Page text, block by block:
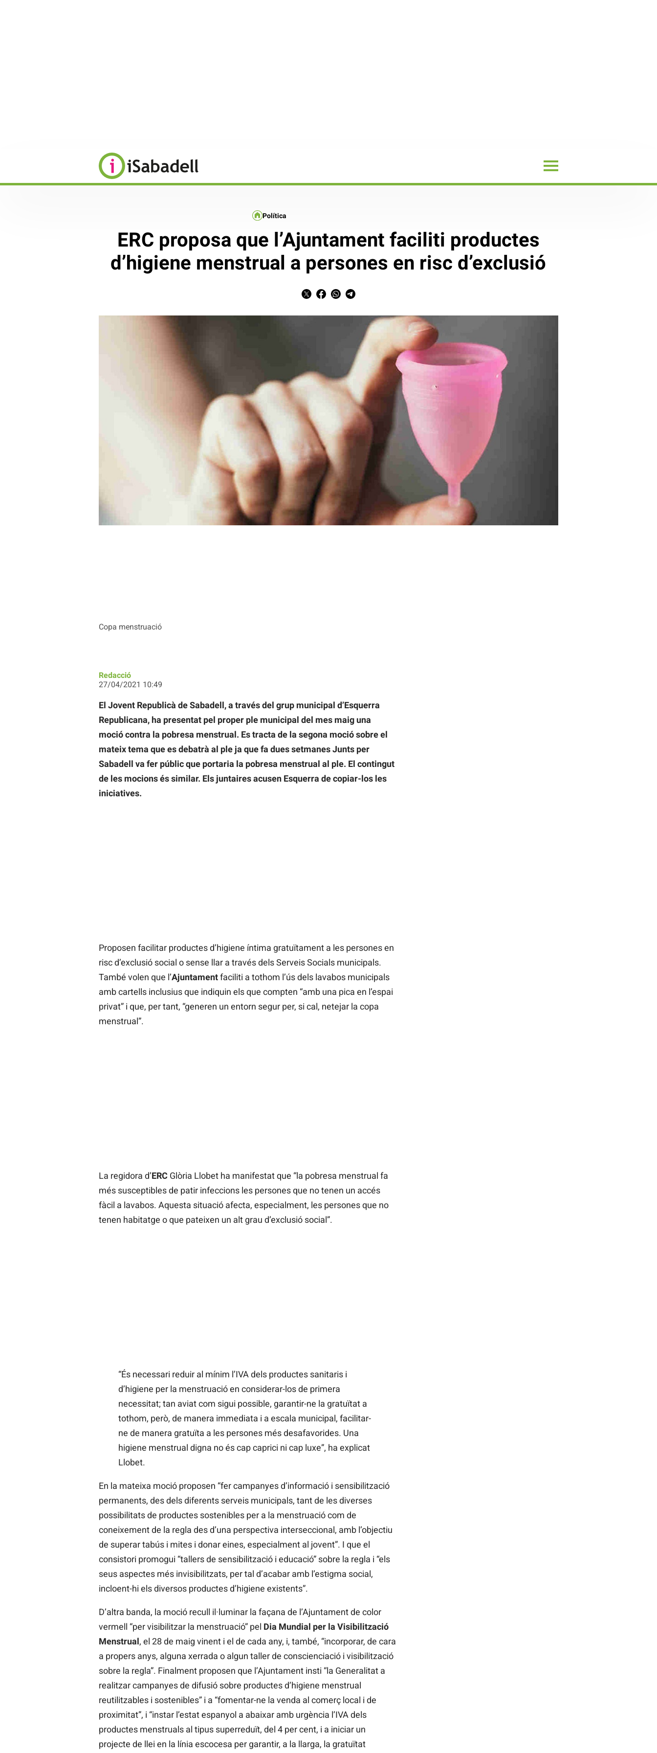
Copa menstruació
Política
ERC proposa que l’Ajuntament faciliti productes
d’higiene menstrual a persones en risc d’exclusió
Redacció
27/04/2021 10:49
El Jovent Republicà de Sabadell, a través del grup municipal d’Esquerra
Republicana, ha presentat pel proper ple municipal del mes maig una
moció contra la pobresa menstrual. Es tracta de la segona moció sobre el
mateix tema que es debatrà al ple ja que fa dues setmanes Junts per
Sabadell va fer públic que portaria la pobresa menstrual al ple. El contingut
de les mocions és similar. Els juntaires acusen Esquerra de copiar-los les
iniciatives.
Proposen facilitar productes d’higiene íntima gratuïtament a les persones en
risc d’exclusió social o sense llar a través dels Serveis Socials municipals.
També volen que l’Ajuntamentfaciliti a tothom l’ús dels lavabos municipals
amb cartells inclusius que indiquin els que compten “amb una pica en l’espai
privat” i que, per tant, “generen un entorn segur per, si cal, netejar la copa
menstrual”.
La regidora d’ERC Glòria Llobet ha manifestat que “la pobresa menstrual fa
més susceptibles de patir infeccions les persones que no tenen un accés
fàcil a lavabos. Aquesta situació afecta, especialment, les persones que no
tenen habitatge o que pateixen un alt grau d’exclusió social”.
“És necessari reduir al mínim l’IVA dels productes sanitaris i
d’higiene per la menstruació en considerar-los de primera
necessitat; tan aviat com sigui possible, garantir-ne la gratuïtat a
tothom, però, de manera immediata i a escala municipal, facilitar-
ne de manera gratuïta a les persones més desafavorides. Una
higiene menstrual digna no és cap caprici ni cap luxe”, ha explicat
Llobet.
En la mateixa moció proposen “fer campanyes d’informació i sensibilització
permanents, des dels diferents serveis municipals, tant de les diverses
possibilitats de productes sostenibles per a la menstruació com de
coneixement de la regla des d’una perspectiva interseccional, amb l’objectiu
de superar tabús i mites i donar eines, especialment al jovent”. I que el
consistori promogui “tallers de sensibilització i educació” sobre la regla i “els
seus aspectes més invisibilitzats, per tal d’acabar amb l’estigma social,
incloent-hi els diversos productes d’higiene existents”.
D’altra banda, la moció recull il·luminar la façana de l’Ajuntament de color
vermell “per visibilitzar la menstruació” pel Dia Mundial per la Visibilització
Menstrual, el 28 de maig vinent i el de cada any, i, també, “incorporar, de cara
a propers anys, alguna xerrada o algun taller de conscienciació i visibilització
sobre la regla”. Finalment proposen que l’Ajuntament insti “la Generalitat a
realitzar campanyes de difusió sobre productes d’higiene menstrual
reutilitzables i sostenibles” i a “fomentar-ne la venda al comerç local i de
proximitat”, i “instar l’estat espanyol a abaixar amb urgència l’IVA dels
productes menstruals al tipus superreduït, del 4 per cent, i a iniciar un
projecte de llei en la línia escocesa per garantir, a la llarga, la gratuïtat